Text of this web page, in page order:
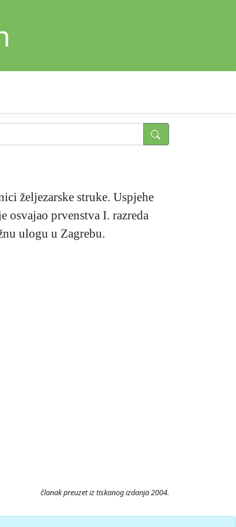
željezarske struke. Uspjehe
osvajao prvenstva I. razreda
ulogu u Zagrebu.
članak preuzet iz tiskanog izdanja 2004.